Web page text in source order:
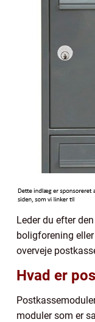
Leder du efter
boligforening
overveje
Hvad er
moduler som er